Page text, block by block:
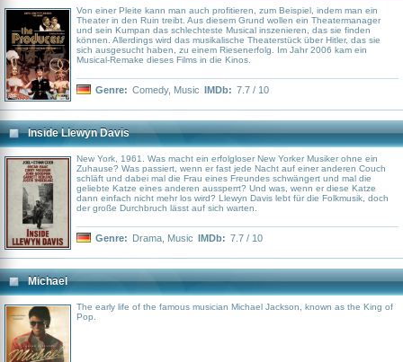
Von einer Pleite kann man auch profitieren, zum Beispiel, indem man ein
Theater in den Ruin treibt. Aus diesem Grund wollen ein Theatermanager
und sein Kumpan das schlechteste Musical inszenieren, das sie finden
können. Allerdings wird das musikalische Theaterstück über Hitler, das sie
sich ausgesucht haben, zu einem Riesenerfolg. Im Jahr 2006 kam ein
Musical-Remake dieses Films in die Kinos.
Genre: Comedy, Music IMDb: 7.7 / 10
Inside Llewyn Davis
New York, 1961. Was macht ein erfolgloser New Yorker Musiker ohne ein
Zuhause? Was passiert, wenn er fast jede Nacht auf einer anderen Couch
schläft und dabei mal die Frau eines Freundes schwängert und mal die
geliebte Katze eines anderen aussperrt? Und was, wenn er diese Katze
dann einfach nicht mehr los wird? Llewyn Davis lebt für die Folkmusik, doch
der große Durchbruch lässt auf sich warten.
Genre: Drama Music IMDb: 7.7 / 10
Michael
The early life of the famous musician Michael Jackson, known as the King of
Pop.